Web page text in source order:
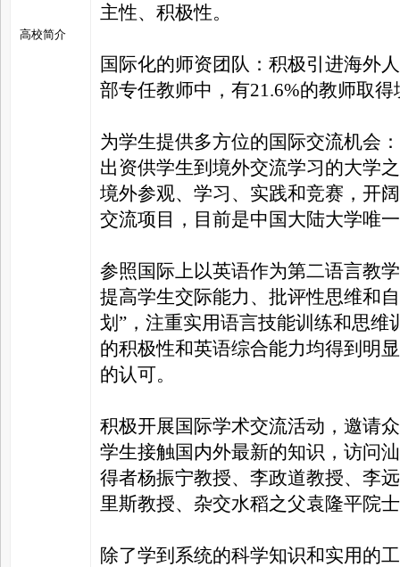
高校简介
主性、积极性。
国际化的师资团队：积极引进海外
部专任教师中，有21.6%的教师取
为学生提供多方位的国际交流机会
出资供学生到境外交流学习的大学
境外参观、学习、实践和竞赛，开
交流项目，目前是中国大陆大学唯
参照国际上以英语作为第二语言教
提高学生交际能力、批评性思维和
划”，注重实用语言技能训练和思
的积极性和英语综合能力均得到明
的认可。
积极开展国际学术交流活动，邀请
学生接触国内外最新的知识，访问
得者杨振宁教授、李政道教授、李
里斯教授、杂交水稻之父袁隆平院
除了学到系统的科学知识和实用的